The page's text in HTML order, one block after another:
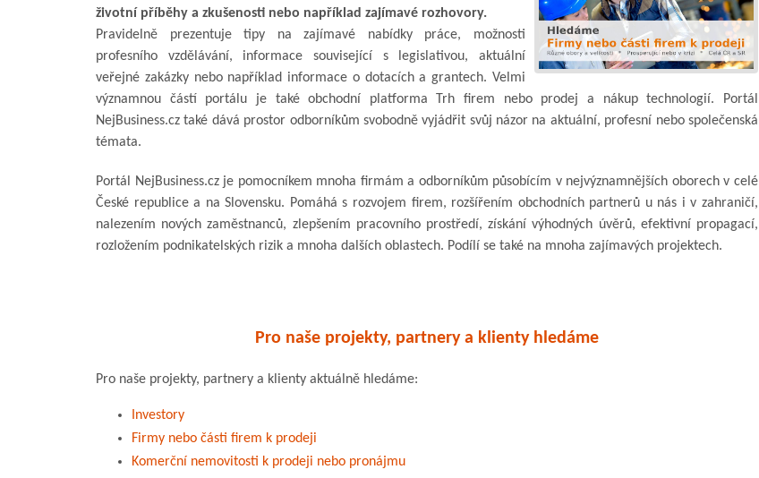
životní příběhy a zkušenosti nebo například zajímavé rozhovory.
Pravidelně prezentuje tipy na zajímavé nabídky práce, možnosti
profesního vzdělávání, informace související s legislativou, aktuální
veřejné zakázky nebo například informace o dotacích a grantech. Velmi
významnou částí portálu je také obchodní platforma Trh firem nebo prodej a nákup technologií. Portál
NejBusiness.cz také dává prostor odborníkům svobodně vyjádřit svůj názor na aktuální, profesní nebo společenská
témata.
Portál NejBusiness.cz je pomocníkem mnoha firmám a odborníkům působícím v nejvýznamnějších oborech v celé
České republice a na Slovensku. Pomáhá s rozvojem firem, rozšířením obchodních partnerů u nás i v zahraničí,
nalezením nových zaměstnanců, zlepšením pracovního prostředí, získání výhodných úvěrů, efektivní propagací,
rozložením podnikatelských rizik a mnoha dalších oblastech. Podílí se také na mnoha zajímavých projektech.
Pro naše projekty, partnery a klienty hledáme
Pro naše projekty, partnery a klienty aktuálně hledáme:
Investory
Firmy nebo části firem k prodeji
Komerční nemovitosti k prodeji nebo pronájmu